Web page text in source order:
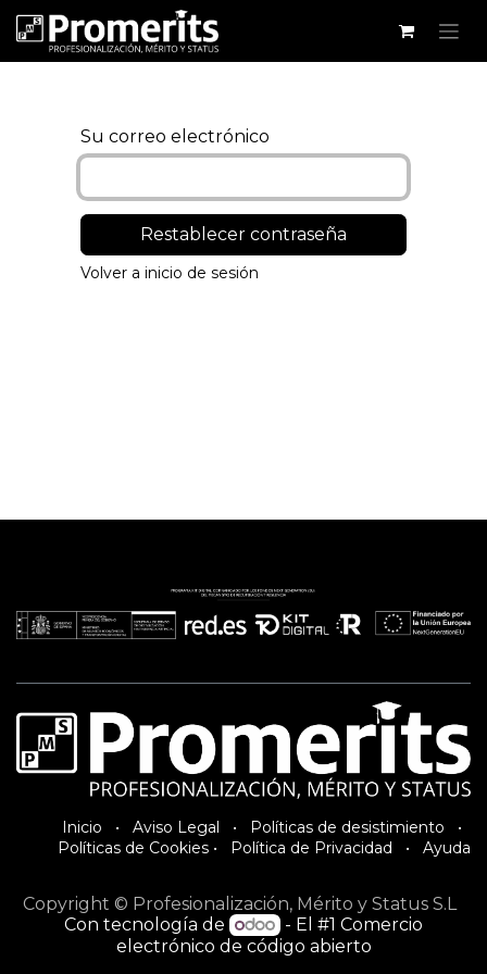
Su correo electrónico
Restablecer contraseña
Volver a inicio de sesión
Inici​o • Aviso Legal • Políticas de desistimiento
•
Políticas de Cookies • Política de Privacidad • Ayuda
Copyright © Profesionalización, Mérito y Status S.L
Con tecnología de
- El #1 Comercio
electrónico de código abierto